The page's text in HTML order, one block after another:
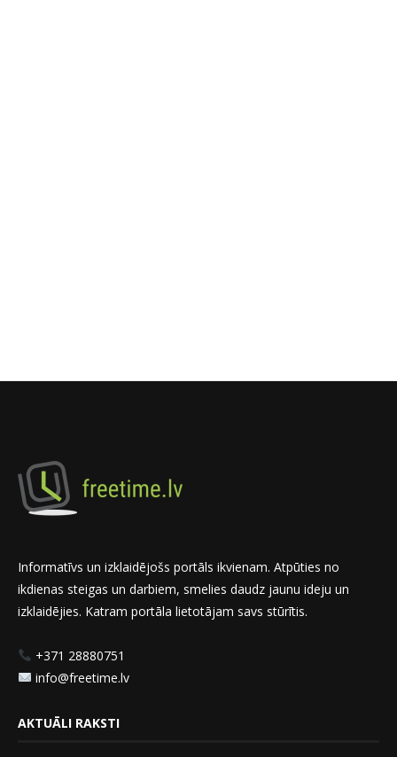
Informatīvs un izklaidējošs portāls ikvienam. Atpūties no
ikdienas steigas un darbiem, smelies daudz jaunu ideju un
izklaidējies. Katram portāla lietotājam savs stūrītis.
+371 28880751
info@freetime.lv
AKTUĀLI RAKSTI